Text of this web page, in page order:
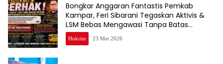
Bongkar Anggaran Fantastis Pemkab
Kampar, Feri Sibarani Tegaskan Aktivis &
LSM Bebas Mengawasi Tanpa Batas
Wilayah
Hukrim 23 Mei 2026